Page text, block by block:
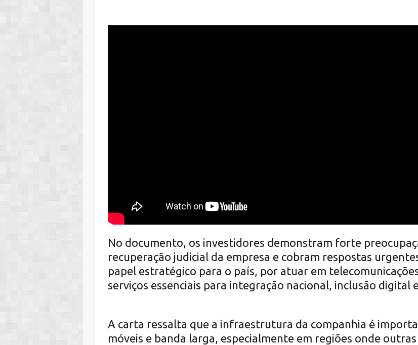
No documento, os investidores demonstram forte
recuperação judicial da empresa e cobram respostas
papel estratégico para o país, por atuar em
serviços essenciais para integração nacional, inclusão digital
A carta ressalta que a infraestrutura da companhia é
móveis e banda larga, especialmente em regiões onde